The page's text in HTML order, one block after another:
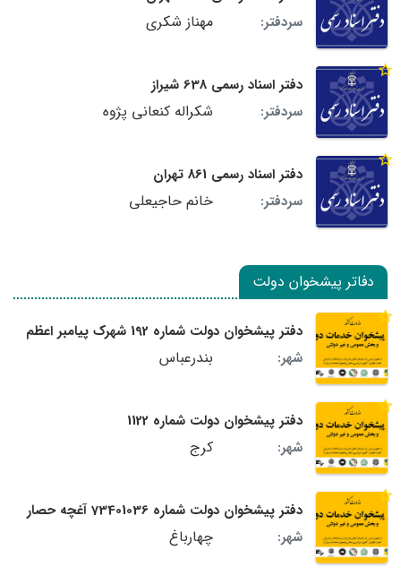
سردفتر:
مهناز شکری
دفتر اسناد رسمی 638 شیراز
سردفتر:
شکراله کنعانی پژوه
دفتر اسناد رسمی 861 تهران
سردفتر:
خانم حاجیعلی
دفاتر پیشخوان دولت
دفتر پیشخوان دولت شماره 192 شهرک پیامبر اعظم
شهر:
بندرعباس
دفتر پیشخوان دولت شماره 1122
شهر:
کرج
دفتر پیشخوان دولت شماره 73401036 آغچه حصار
شهر:
چهارباغ